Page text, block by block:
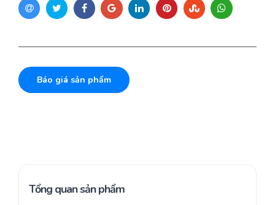
Báo giá sản phẩm
Tổng quan sản phẩm